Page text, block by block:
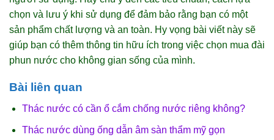
chọn và lưu ý khi sử dụng để đảm bảo rằng bạn có một
sản phẩm chất lượng và an toàn. Hy vọng bài viết này sẽ
giúp bạn có thêm thông tin hữu ích trong việc chọn mua đài
phun nước cho không gian sống của mình.
Bài liên quan
Thác nước có cần ổ cắm chống nước riêng không?
Thác nước dùng ống dẫn âm sàn thẩm mỹ gọn